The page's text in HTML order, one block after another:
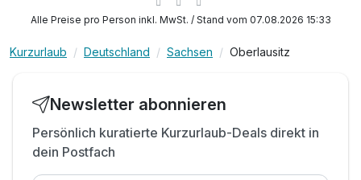
inkl. Nutzung der Gästekarte Oberlausitz -
50% Rabatt auf die Tageskarte Dampfeisenbahn
inkl. W-LAN
Alle Preise pro Person inkl. MwSt. / Stand vom 07.08.2026 15:33
Kurzurlaub Deutschland Sachsen Oberlausitz
Newsletter abonnieren
Persönlich kuratierte Kurzurlaub-Deals direkt in
dein Postfach